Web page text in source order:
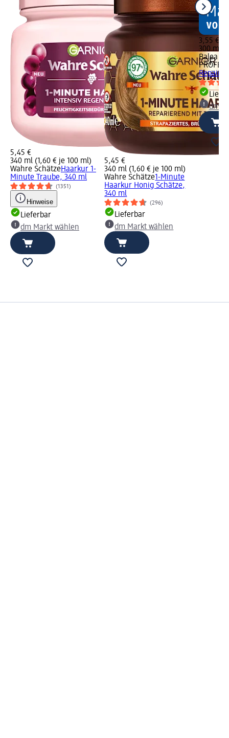
5,45 €
340 ml (1,60 € je 100 ml)
Wahre SchätzeHaarkur 1-
Minute Traube, 340 ml
(1351)
Hinweise
Lieferbar
dm Markt wählen
5,45 €
340 ml (1,60 € je 100 ml)
Wahre Schätze1-Minute
Haarkur Honig Schätze,
340 ml
(296)
Lieferbar
dm Markt wählen
3,55 €
300 ml
Balea
Repair
dm